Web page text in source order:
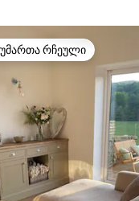
რჩეული მოწინავე
რჩეული